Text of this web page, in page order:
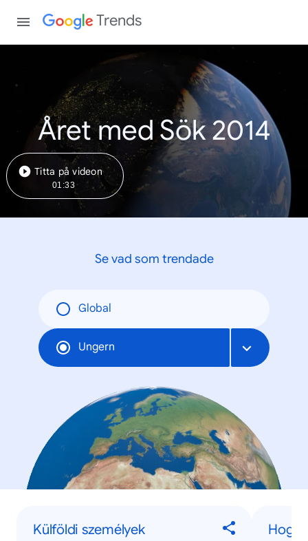
Trends
Året med Sök 2014
Titta på videon
01:33
Se vad som trendade
Global
Ungern
Külföldi személyek